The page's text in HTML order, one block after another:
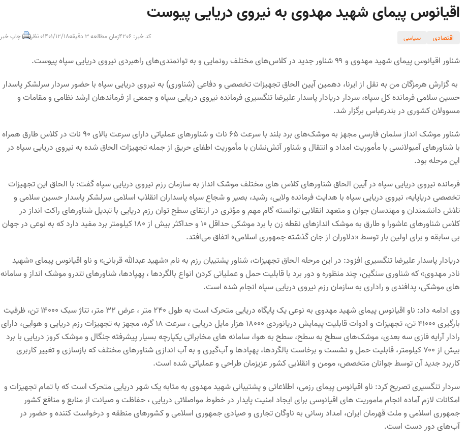
اقیانوس پیمای شهید مهدوی به نیروی دریایی پیوست
اقتصادی سیاسی کد خبر: 4206 زمان مطالعه 3 دقیقه 1401/12/180 نظر چاپ خبر
شناور اقیانوس پیمای شهید مهدوی و ۹۹ شناور جدید در کلاس‌های مختلف رونمایی و به توانمندی‌های راهبردی نیروی دریایی سپاه پیوست.
به گزارش هرمزگان من به نقل از ایرنا، دهمین آیین الحاق تجهیزات تخصصی و دفاعی (شناوری) به نیروی دریایی سپاه با حضور سردار سرلشکر پاسدار
حسین سلامی فرمانده کل سپاه، سردار دریادار پاسدار علیرضا تنگسیری فرمانده نیروی دریایی سپاه و جمعی از فرماندهان ارشد نظامی و مقامات و
مسوولان کشوری در بندرعباس برگزار شد.
شناور موشک انداز سلمان فارسی مجهز به موشک‌های برد بلند با سرعت ۶۵ نات و شناورهای عملیاتی دارای سرعت بالای ۹۰ نات در کلاس طارق همراه
با شناورهای آمبولانسی با مأموریت امداد و انتقال و شناور آتش‌نشان با مأموریت اطفای حریق از جمله تجهیزات الحاق شده به نیروی دریایی سپاه در
این مرحله بود.
فرمانده نیروی دریایی سپاه در آیین الحاق شناورهای کلاس های مختلف موشک انداز به سازمان رزم نیروی دریایی سپاه گفت: با الحاق این تجهیزات
تخصصی دریاپایه، نیروی دریایی سپاه با هدایت فرمانده ولایی، رشید، بصیر و شجاع سپاه پاسداران انقلاب اسلامی سرلشکر پاسدار حسین سلامی و
تلاش دانشمندان و مهندسان جوان و متعهد انقلابی توانسته گام مهم و مؤثری در ارتقای سطح توان رزم دریایی با تبدیل شناورهای راکت انداز در
کلاس شناورهای عاشورا و طارق به موشک اندازهای نقطه زن با برد موشکی حداقل ۱۰ و حداکثر بیش از ۱۸۰ کیلومتر برد مفید دارد که به نوعی در جهان
بی سابقه و برای اولین بار توسط «دلاوران از جان گذشته جمهوری اسلامی» اتفاق می‌افتد.
دریادار پاسدار علیرضا تنگسیری افزود: در این مرحله الحاق تجهیزات، شناور پشتیبان رزم به نام «شهید عبدالله قربانی» و ناو اقیانوس پیمای «شهید
نادر مهدوی» که شناوری سنگین، چند منظوره و دور برد با قابلیت حمل و عملیاتی کردن انواع بالگردها ، پهپادها، شناورهای تندرو موشک انداز و سامانه
های موشکی، پدافندی و راداری به سازمان رزم نیروی دریایی سپاه انجام شده است.
وی ادامه داد: ناو اقیانوس پیمای شهید مهدوی به نوعی یک پایگاه دریایی متحرک است به طول ۲۴۰ متر ، عرض ۳۲ متر، تناژ سبک ۱۴۰۰۰ تن، ظرفیت
بارگیری ۴۱۰۰۰ تن، تجهیزات و ادوات قابلیت پیمایش دریانوردی ۱۸۰۰۰ هزار مایل دریایی ، سرعت ۱۸ گره، مجهز به تجهیزات رزم دریایی و هوایی، دارای
رادار آرایه فازی سه بعدی، موشک‌های سطح به سطح، سطح به هوا، سامانه های مخابراتی یکپارچه بسیار پیشرفته جنگال و موشک کروز دریایی با برد
بیش از ۷۰۰ کیلومتر، قابلیت حمل و نشست و برخاست بالگردها، پهپادها و آب‌گیری و به آب اندازی شناورهای مختلف که بازسازی و تغییر کاربری
کاربرد جدید آن توسط جوانان متخصص، مومن و انقلابی کشور عزیزمان طراحی و عملیاتی شده است.
سردار تنگسیری تصریح کرد: ناو اقیانوس پیمای رزمی، اطلاعاتی و پشتیبانی شهید مهدوی به مثابه یک شهر دریایی متحرک است که با تمام تجهیزات و
امکانات لازم آماده انجام ماموریت های اقیانوسی برای ایجاد امنیت پایدار در خطوط مواصلاتی دریایی ، حفاظت و صیانت از منابع و منافع کشور
جمهوری اسلامی و ملت قهرمان ایران، امداد رسانی به ناوگان تجاری و صیادی جمهوری اسلامی و کشورهای منطقه‌ و درخواست کننده و حضور در
آب‌های دور دست است.